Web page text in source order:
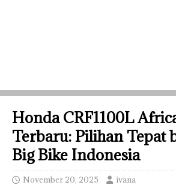
Honda CRF1100L
Terbaru: Pilihan Tepat
Big Bike Indonesia
November 20, 2025 ivana